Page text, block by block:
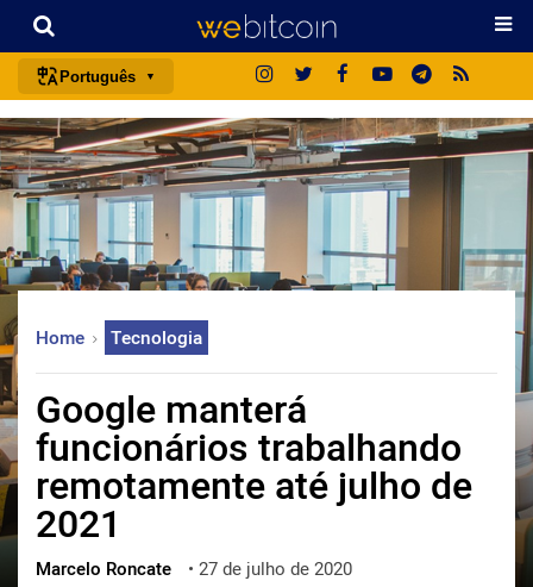
Português
português (BR)
english
español
français
italiano
日本語
русский
한국어
العربية
ไทย
ქართული
Home Tecnologia
Google manterá
funcionários trabalhando
remotamente até julho de
2021
Marcelo Roncate • 27 de julho de 2020